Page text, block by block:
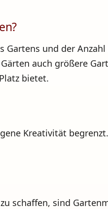
und der
auch größere
bietet.
Kreativität
schaffen, sind